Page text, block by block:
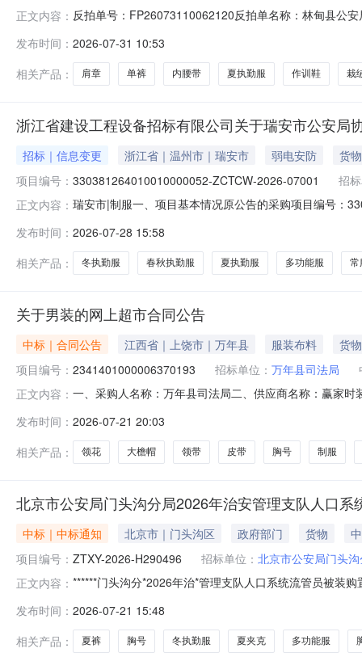
正文内容： 反拍单号：FP26073110062120反拍单名称：林甸县公
帽、夏执勤服、春秋执勤服、冬执勤服、长袖衬衣、单
发布时间： 2026-07-31 10:53
相关产品：
肩章 单裤 内腰带 夏执勤服 作训鞋 栽
浙江省建设工程设备招标有限公司关于瑞安市公安局
招标｜信息变更 浙江省｜温州市｜瑞安市 弱电安防
货物
项目编号： 330381264010010000052-ZCTCW-2026-07001
招
正文内容： 瑞安市|制服一、项目基本情况原公告的采购项目编号：
招标文件P7页第二部分投标人须知前附表中序号6项目
发布时间： 2026-07-28 15:58
相关产品：
冬执勤服 春秋执勤服 夏执勤服 多功能服 常
关于男装的网上超市合同公告
中标｜合同公告 江西省｜上饶市｜万年县 服装布料
货物
项目编号： 2341401000006370193 招标单位： 万年县司法局
正文内容： 一、采购人名称：万年县司法局二、供应商名称：赢家
矫）套26.0021656162YZS赢智尚服饰配件-套式肩章
发布时间： 2026-07-21 20:03
相关产品：
领花 大檐帽 领带 皮带 胸号 制服
北京市公安局门头沟分局2026年治安管理支队人口系
中标｜中标通知 北京市｜门头沟区 政府部门 货物
项目编号： ZTXY-2026-H290496 招标单位： 北京市公安局门头
正文内容： ******门头沟分*2026年治*管理支队人口系统流管员被装
分项名称制造商品牌规格、型号单价（元）数量1夏夹克
发布时间： 2026-07-21 15:48
相关产品：
夏裤 胸号 冬执勤服 夏夹克 多功能服